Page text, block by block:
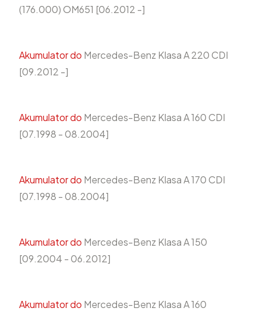
(176.000) OM651 [06.2012 -]
Akumulator do Mercedes-Benz Klasa A 220 CDI
[09.2012 -]
Akumulator do Mercedes-Benz Klasa A 160 CDI
[07.1998 - 08.2004]
Akumulator do Mercedes-Benz Klasa A 170 CDI
[07.1998 - 08.2004]
Akumulator do Mercedes-Benz Klasa A 150
[09.2004 - 06.2012]
Akumulator do Mercedes-Benz Klasa A 160